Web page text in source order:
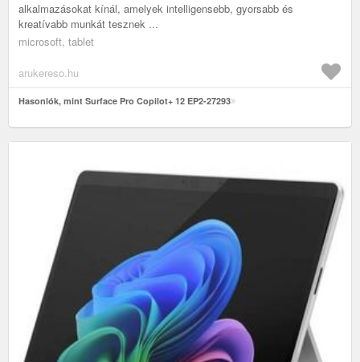
alkalmazásokat kínál, amelyek intelligensebb, gyorsabb és
kreatívabb munkát tesznek ...
microsoft, tablet
arukereso.hu
Hasonlók, mint Surface Pro Copilot+ 12 EP2-27293